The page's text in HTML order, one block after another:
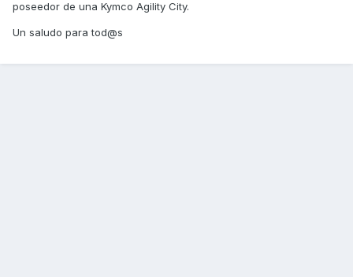
poseedor de una Kymco Agility City.
Un saludo para tod@s